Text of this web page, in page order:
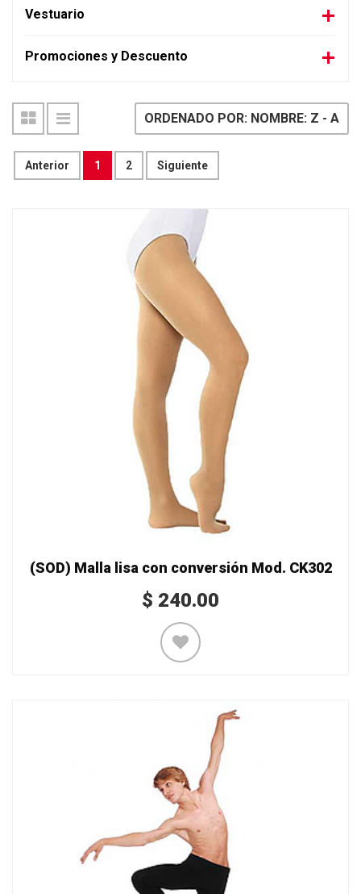
Vestuario
Promociones y Descuento
Anterior 1 2 Siguiente
ORDENADO POR: NOMBRE: Z - A
(SOD) Malla lisa con conversión Mod. CK302
$ 240.00